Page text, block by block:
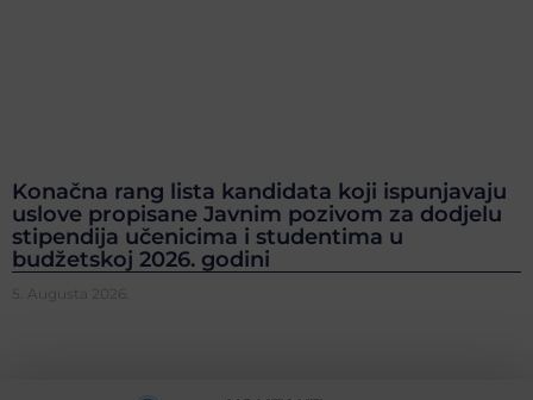
Konačna rang lista kandidata koji ispunjavaju
uslove propisane Javnim pozivom za dodjelu
stipendija učenicima i studentima u
budžetskoj 2026. godini
5. Augusta 2026.